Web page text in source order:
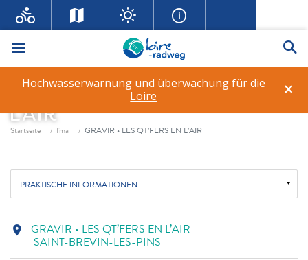
Menü
×
Hochwasserwarnung und überwachung für die
Loire
GRAVIR • LES QT’FERS EN
L’AIR
Fil d'ariane
Startseite fma GRAVIR • LES QT’FERS EN L’AIR
PRAKTISCHE INFORMATIONEN
location_on GRAVIR • LES QT’FERS EN L’AIR
SAINT-BREVIN-LES-PINS